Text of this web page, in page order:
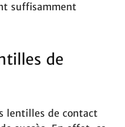
suffisamment
de
lentilles de contact